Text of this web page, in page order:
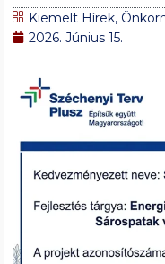
Kiemelt Hírek,
2026. Június 15.